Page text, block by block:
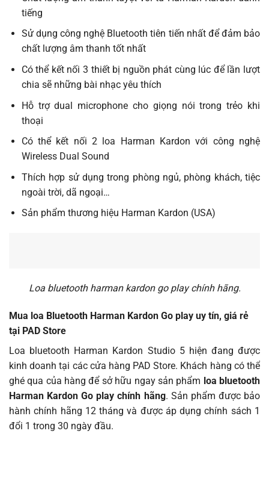
tiếng
Sử dụng công nghệ Bluetooth tiên tiến nhất để đảm bảo
chất lượng âm thanh tốt nhất
Có thể kết nối 3 thiết bị nguồn phát cùng lúc để lần lượt
chia sẽ những bài nhạc yêu thích
Hỗ trợ dual microphone cho giọng nói trong trẻo khi
thoại
Có thể kết nối 2 loa Harman Kardon với công nghệ
Wireless Dual Sound
Thích hợp sử dụng trong phòng ngủ, phòng khách, tiệc
ngoài trời, dã ngoại…
Sản phẩm thương hiệu Harman Kardon (USA)
Loa bluetooth harman kardon go play chính hãng.
Mua loa Bluetooth Harman Kardon Go play uy tín, giá rẻ
tại PAD Store
Loa bluetooth Harman Kardon Studio 5 hiện đang được
kinh doanh tại các cửa hàng PAD Store. Khách hàng có thể
ghé qua của hàng để sở hữu ngay sản phẩm loa bluetooth
Harman Kardon Go play chính hãng. Sản phẩm được bảo
hành chính hãng 12 tháng và được áp dụng chính sách 1
đổi 1 trong 30 ngày đầu.